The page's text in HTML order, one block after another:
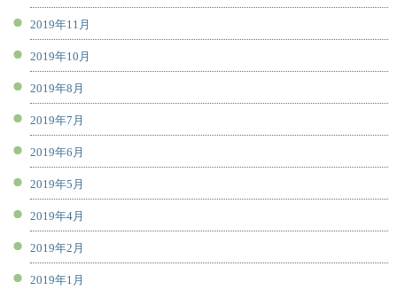
2019年11月
2019年10月
2019年8月
2019年7月
2019年6月
2019年5月
2019年4月
2019年2月
2019年1月